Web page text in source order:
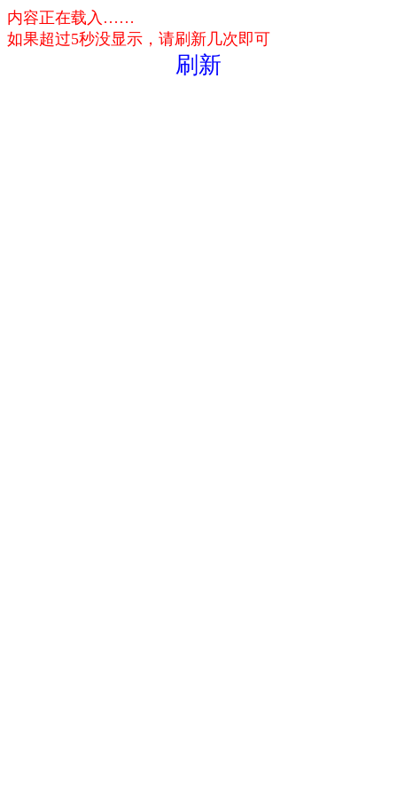
内容正在载入……
如果超过5秒没显示，请刷新几次即可
刷新